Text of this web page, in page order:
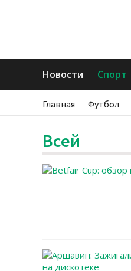
Новости Спорт
Главная Футбол
Всей